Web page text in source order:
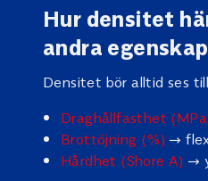
Hur densitet
andra
Densitet bör alltid ses
Draghållfasthet
Brottöjning (%) →
Hårdhet (Shore A) →